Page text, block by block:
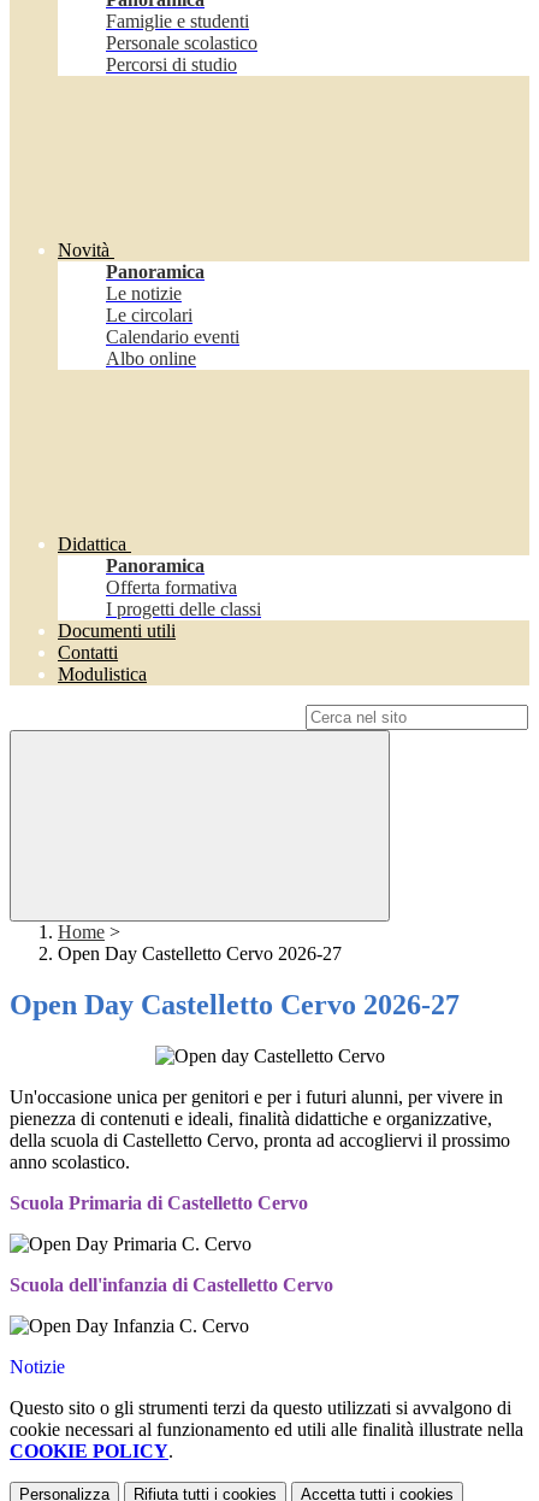
Famiglie e studenti
Personale scolastico
Percorsi di studio
Novità
Panoramica
Le notizie
Le circolari
Calendario eventi
Albo online
Didattica
Panoramica
Offerta formativa
I progetti delle classi
Documenti utili
Contatti
Modulistica
Home >
Open Day Castelletto Cervo 2026-27
Open Day Castelletto Cervo 2026-27
Un'occasione unica per genitori e per i futuri alunni, per vivere in
pienezza di contenuti e ideali, finalità didattiche e organizzative,
della scuola di Castelletto Cervo, pronta ad accogliervi il prossimo
anno scolastico.
Scuola Primaria di Castelletto Cervo
Scuola dell'infanzia di Castelletto Cervo
Notizie
Questo sito o gli strumenti terzi da questo utilizzati si avvalgono di
cookie necessari al funzionamento ed utili alle finalità illustrate nella
COOKIE POLICY.
Personalizza Rifiuta tutti i cookies Accetta tutti i cookies